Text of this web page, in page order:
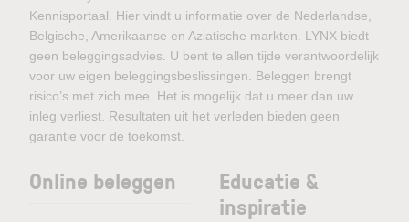
Kennisportaal. Hier vindt u informatie over de Nederlandse,
Belgische, Amerikaanse en Aziatische markten. LYNX biedt
geen beleggingsadvies. U bent te allen tijde verantwoordelijk
voor uw eigen beleggingsbeslissingen. Beleggen brengt
risico’s met zich mee. Het is mogelijk dat u meer dan uw
inleg verliest. Resultaten uit het verleden bieden geen
garantie voor de toekomst.
Online beleggen
Educatie &
inspiratie